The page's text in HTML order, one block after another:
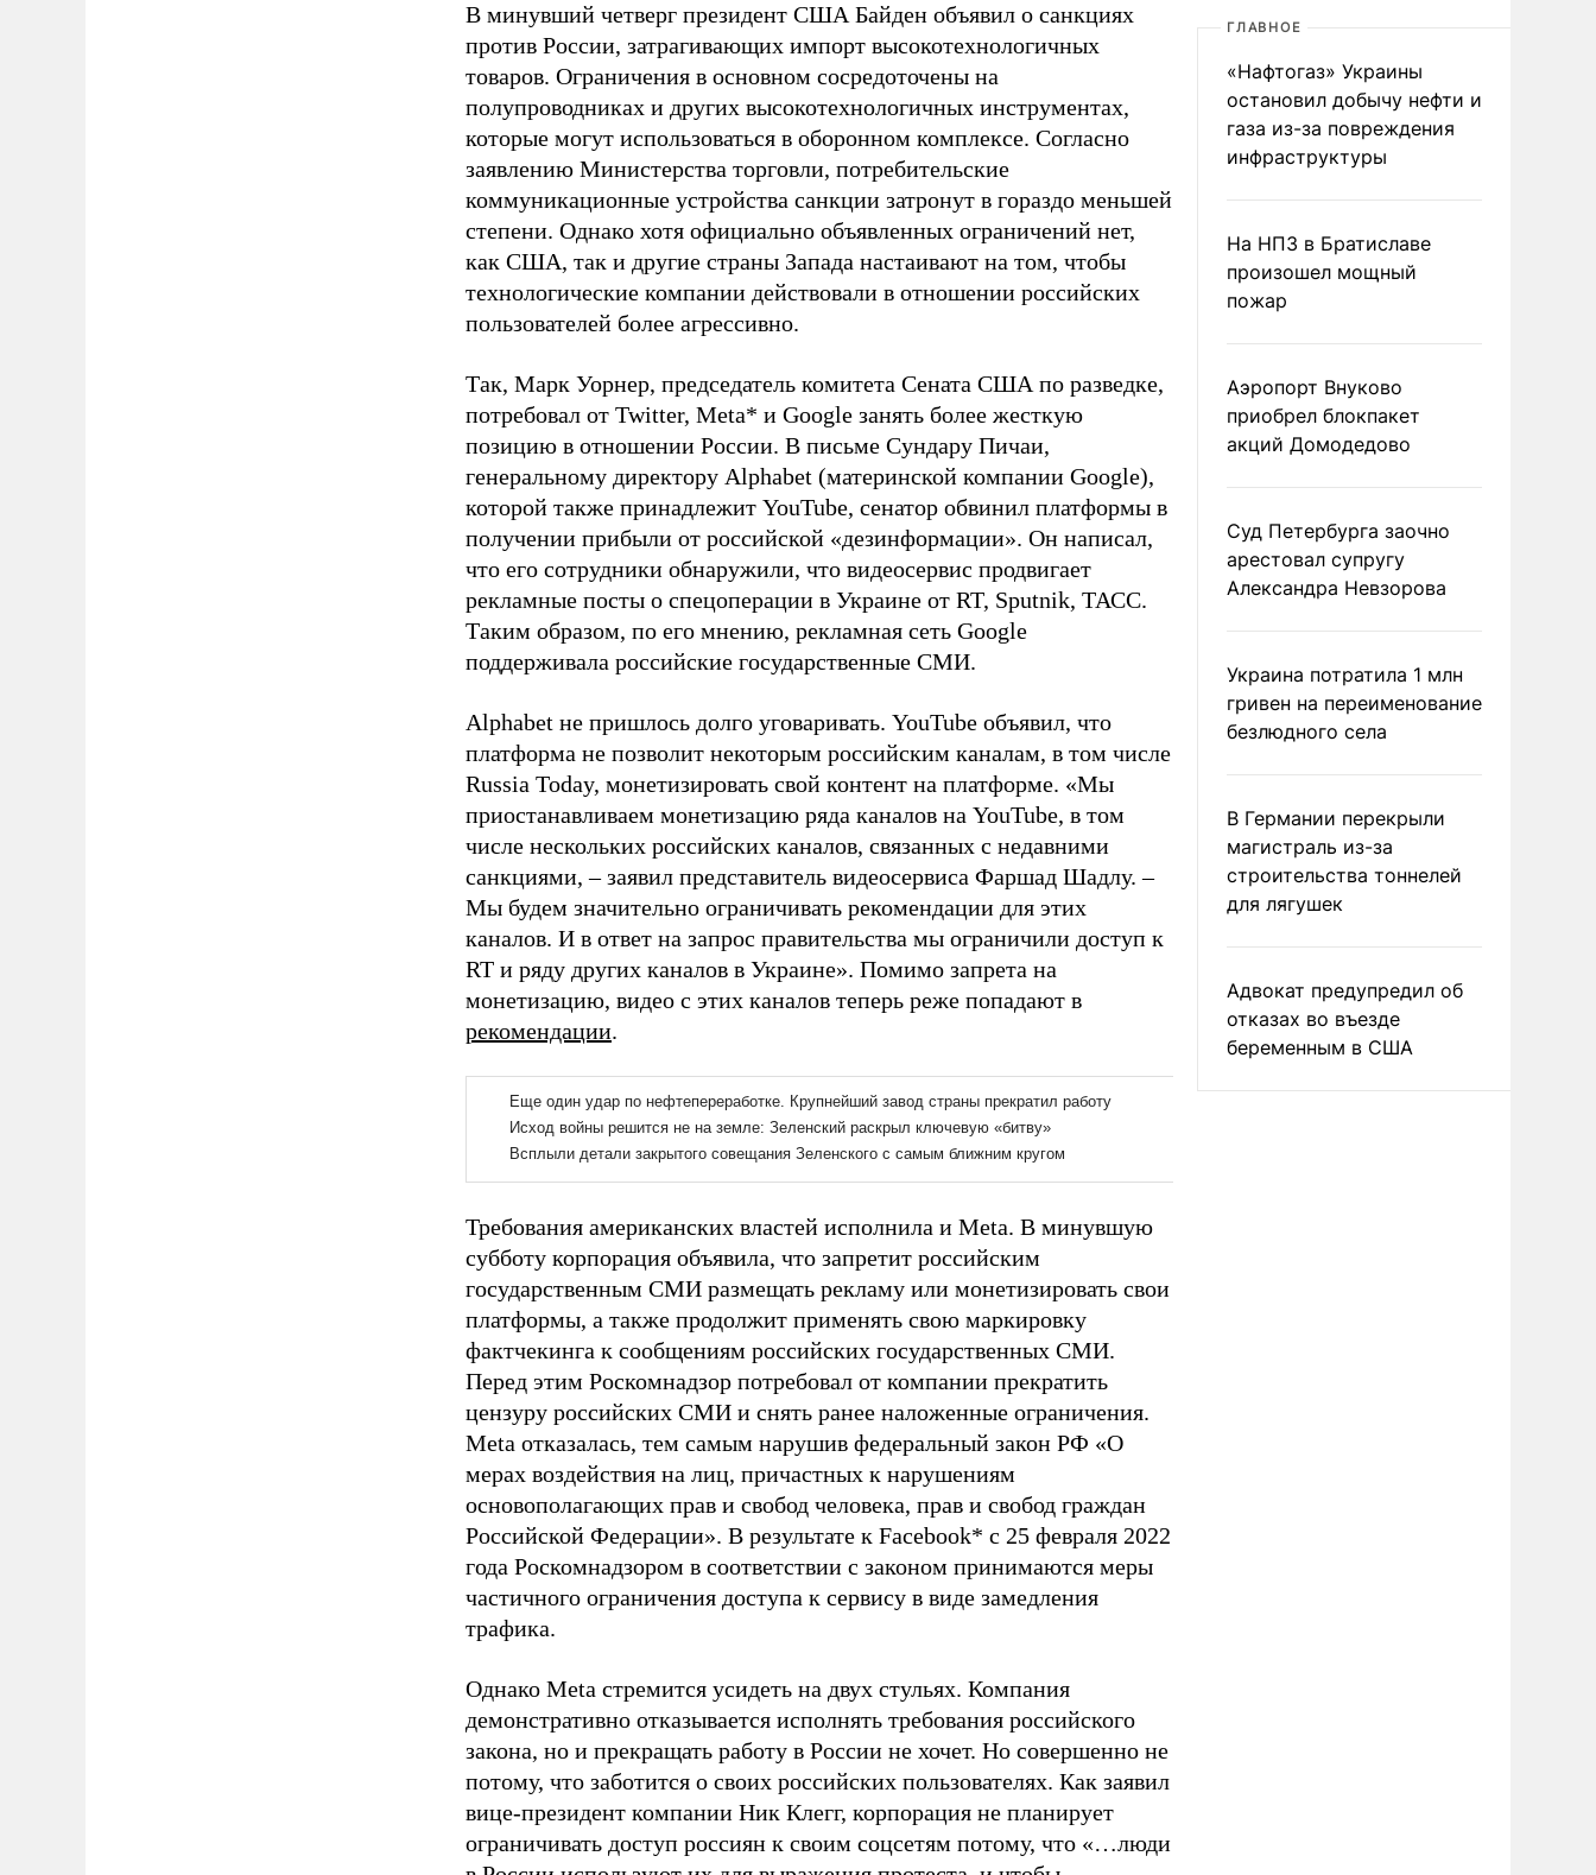
В минувший четверг президент США Байден объявил о санкциях
против России, затрагивающих импорт высокотехнологичных
товаров. Ограничения в основном сосредоточены на
полупроводниках и других высокотехнологичных инструментах,
которые могут использоваться в оборонном комплексе. Согласно
заявлению Министерства торговли, потребительские
коммуникационные устройства санкции затронут в гораздо меньшей
степени. Однако хотя официально объявленных ограничений нет,
как США, так и другие страны Запада настаивают на том, чтобы
технологические компании действовали в отношении российских
пользователей более агрессивно.
Так, Марк Уорнер, председатель комитета Сената США по разведке,
потребовал от Twitter, Meta* и Google занять более жесткую
позицию в отношении России. В письме Сундару Пичаи,
генеральному директору Alphabet (материнской компании Google),
которой также принадлежит YouTube, сенатор обвинил платформы в
получении прибыли от российской «дезинформации». Он написал,
что его сотрудники обнаружили, что видеосервис продвигает
рекламные посты о спецоперации в Украине от RT, Sputnik, ТАСС.
Таким образом, по его мнению, рекламная сеть Google
поддерживала российские государственные СМИ.
Alphabet не пришлось долго уговаривать. YouTube объявил, что
платформа не позволит некоторым российским каналам, в том числе
Russia Today, монетизировать свой контент на платформе. «Мы
приостанавливаем монетизацию ряда каналов на YouTube, в том
числе нескольких российских каналов, связанных с недавними
санкциями, – заявил представитель видеосервиса Фаршад Шадлу. –
Мы будем значительно ограничивать рекомендации для этих
каналов. И в ответ на запрос правительства мы ограничили доступ к
RT и ряду других каналов в Украине». Помимо запрета на
монетизацию, видео с этих каналов теперь реже попадают в
рекомендации.
Требования американских властей исполнила и Meta. В минувшую
субботу корпорация объявила, что запретит российским
государственным СМИ размещать рекламу или монетизировать свои
платформы, а также продолжит применять свою маркировку
фактчекинга к сообщениям российских государственных СМИ.
Перед этим Роскомнадзор потребовал от компании прекратить
цензуру российских СМИ и снять ранее наложенные ограничения.
Meta отказалась, тем самым нарушив федеральный закон РФ «О
мерах воздействия на лиц, причастных к нарушениям
основополагающих прав и свобод человека, прав и свобод граждан
Российской Федерации». В результате к Facebook* с 25 февраля 2022
года Роскомнадзором в соответствии с законом принимаются меры
частичного ограничения доступа к сервису в виде замедления
трафика.
Однако Meta стремится усидеть на двух стульях. Компания
демонстративно отказывается исполнять требования российского
закона, но и прекращать работу в России не хочет. Но совершенно не
потому, что заботится о своих российских пользователях. Как заявил
вице-президент компании Ник Клегг, корпорация не планирует
ограничивать доступ россиян к своим соцсетям потому, что «…люди
ГЛАВНОЕ
«Нафтогаз» Украины
остановил добычу нефти и
газа из-за повреждения
инфраструктуры
На НПЗ в Братиславе
произошел мощный
пожар
Аэропорт Внуково
приобрел блокпакет
акций Домодедово
Суд Петербурга заочно
арестовал супругу
Александра Невзорова
Украина потратила 1 млн
гривен на переименование
безлюдного села
В Германии перекрыли
магистраль из-за
строительства тоннелей
для лягушек
Адвокат предупредил об
отказах во въезде
беременным в США